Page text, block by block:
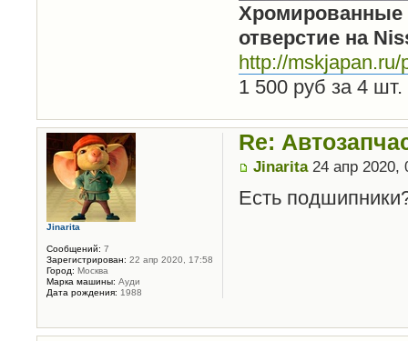
Хромированные
отверстие на
http://
1 500 руб за 4 шт.
Re:
Jinarita24 апр 2020,
Есть
Jinarita
Сообщений: 7
Зарегистрирован: 22 апр 2020, 17:58
Город: Москва
Марка машины: Ауди
Дата рождения: 1988